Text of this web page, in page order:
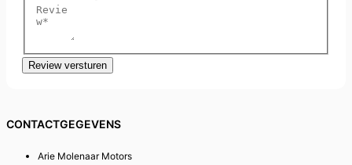
Review
Review versturen
CONTACTGEGEVENS
Arie Molenaar Motors